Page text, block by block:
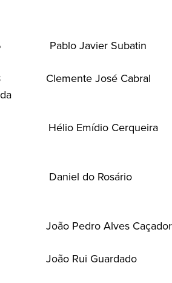
Pablo Javier Subatin
Clemente José Cabral
Hélio Emídio Cerqueira
Daniel do Rosário
João Pedro Alves Caçador
João Rui Guardado